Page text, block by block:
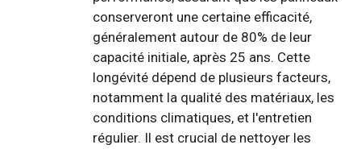
conserveront une certaine efficacité,
généralement autour de 80% de leur
capacité initiale, après 25 ans. Cette
longévité dépend de plusieurs facteurs,
notamment la qualité des matériaux, les
conditions climatiques, et l'entretien
régulier. Il est crucial de nettoyer les